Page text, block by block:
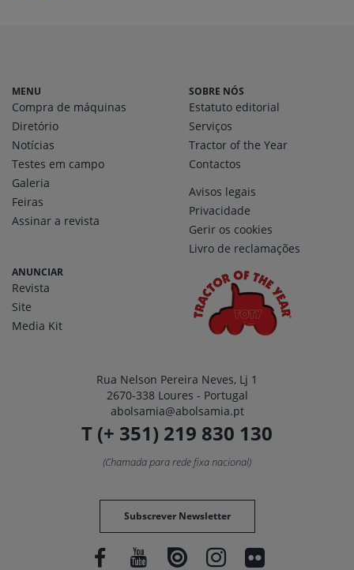
MENU
Compra de máquinas
Diretório
Notícias
Testes em campo
Galeria
Feiras
Assinar a revista
SOBRE NÓS
Estatuto editorial
Serviços
Tractor of the Year
Contactos
Avisos legais
Privacidade
Gerir os cookies
Livro de reclamações
ANUNCIAR
Revista
Site
Media Kit
Rua Nelson Pereira Neves, Lj 1
2670-338 Loures - Portugal
abolsamia@abolsamia.pt
T (+ 351) 219 830 130
(Chamada para rede fixa nacional)
Subscrever Newsletter